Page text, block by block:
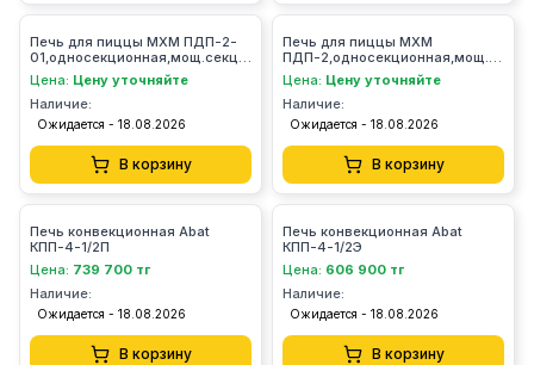
Печь для пиццы МХМ ПДП-2-
01,односекционная,мощ.секции
2кВт,один каменный
под,полностью из нерж. ст
Цена: Цену уточняйте
Наличие:
Ожидается - 18.08.2026
В корзину
Печь для пиццы МХМ
ПДП-
2кВт,один каменный
под,полностью из нерж. стали
Цена: Цену уточняйте
Наличие:
Ожидается - 18.08.2026
В корзину
Печь конвекционная Abat
КПП-4-1/2П
Цена: 739 700 тг
Наличие:
Ожидается - 18.08.2026
В корзину
Печь конвекционная Abat
КПП-4-1/2Э
Цена: 606 900 тг
Наличие:
Ожидается - 18.08.2026
В корзину